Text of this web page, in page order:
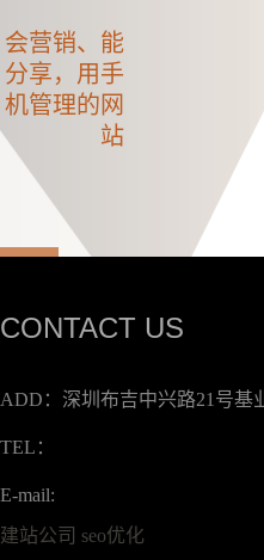
会营销、能
分享，用手
机管理的网
站
CONTACT US
ADD：深圳布吉中兴路21号基
TEL：
E-mail:
建站公司 seo优化